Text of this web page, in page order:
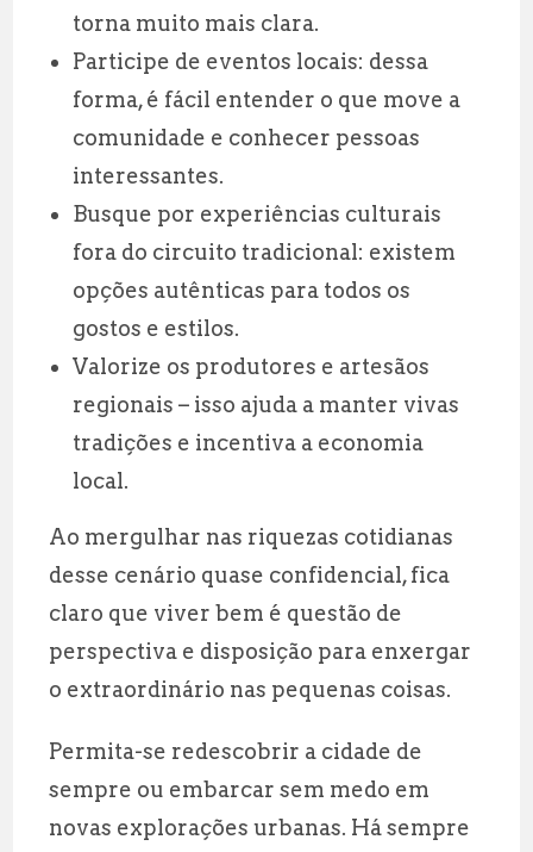
torna muito mais clara.
Participe de eventos locais: dessa
forma, é fácil entender o que move a
comunidade e conhecer pessoas
interessantes.
Busque por experiências culturais
fora do circuito tradicional: existem
opções autênticas para todos os
gostos e estilos.
Valorize os produtores e artesãos
regionais – isso ajuda a manter vivas
tradições e incentiva a economia
local.
Ao mergulhar nas riquezas cotidianas
desse cenário quase confidencial, fica
claro que viver bem é questão de
perspectiva e disposição para enxergar
o extraordinário nas pequenas coisas.
Permita-se redescobrir a cidade de
sempre ou embarcar sem medo em
novas explorações urbanas. Há sempre